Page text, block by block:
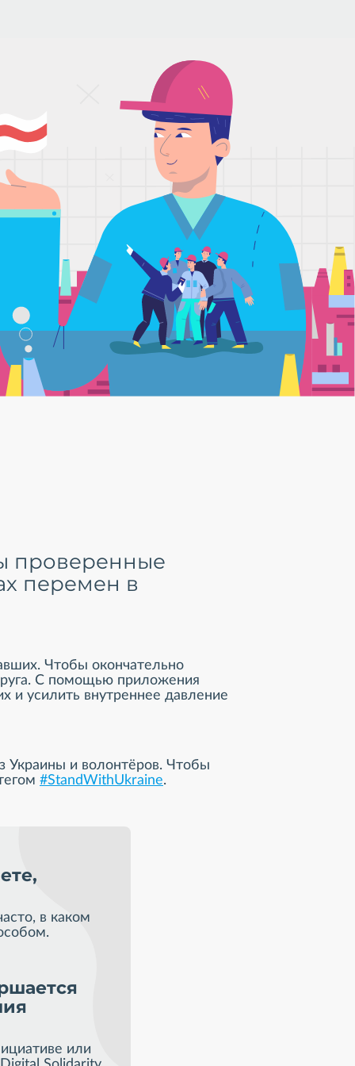
проверенные
перемен в
Чтобы окончательно
С помощью приложения
и усилить внутреннее давление
Украины и волонтёров. Чтобы
#StandWithUkraine.
в каком
или